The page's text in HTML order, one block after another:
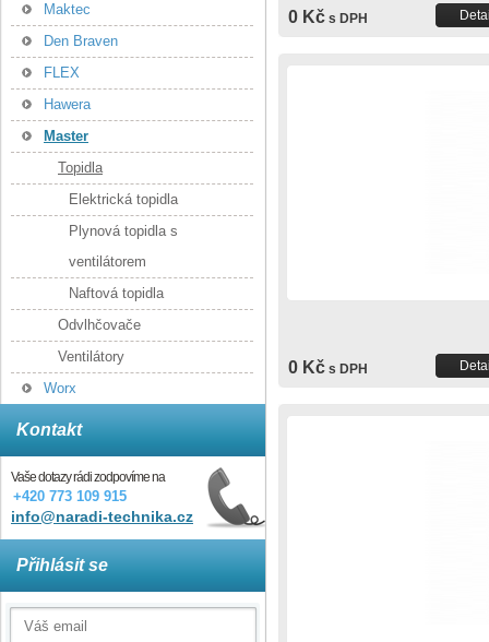
0 Kč s DPH
0 Kč s DPH
Maktec
Den Braven
FLEX
Hawera
Master
Topidla
Elektrická topidla
Plynová topidla s
ventilátorem
Naftová topidla
Odvlhčovače
Ventilátory
Worx
Kontakt
Vaše dotazy rádi zodpovíme na
+420 773 109 915
info@naradi-technika.cz
Přihlásit se